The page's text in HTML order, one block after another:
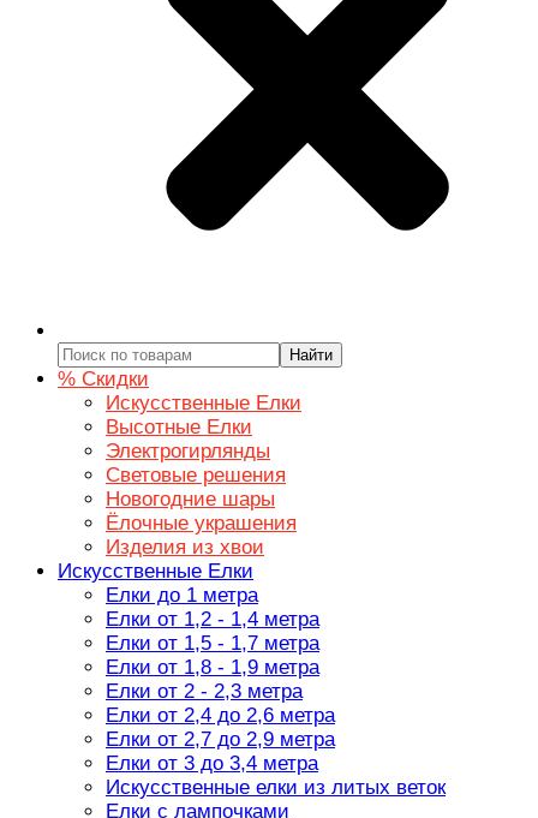
Найти
% Скидки
Искусственные Елки
Высотные Елки
Электрогирлянды
Световые решения
Новогодние шары
Ёлочные украшения
Изделия из хвои
Искусственные Елки
Елки до 1 метра
Елки от 1,2 - 1,4 метра
Елки от 1,5 - 1,7 метра
Елки от 1,8 - 1,9 метра
Елки от 2 - 2,3 метра
Елки от 2,4 до 2,6 метра
Елки от 2,7 до 2,9 метра
Елки от 3 до 3,4 метра
Искусственные елки из литых веток
Елки с лампочками